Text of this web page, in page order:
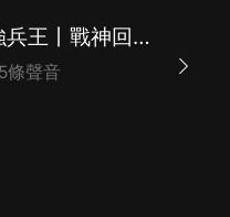
至尊戰神丨最強兵王丨戰神回歸丨打臉虐渣丨都市爽文丨AI多播
條聲音